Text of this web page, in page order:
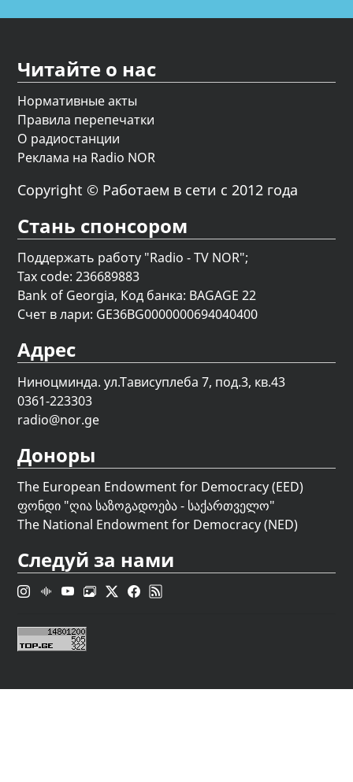
Читайте о нас
Нормативные акты
Правила перепечатки
О радиостанции
Реклама на Radio NOR
Copyright © Работаем в сети с 2012 года
Стань спонсором
Поддержать работу "Radio - TV NOR";
Tax code: 236689883
Bank of Georgia, Код банка: BAGAGE 22
Счет в лари: GE36BG0000000694040400
Адрес
Ниноцминда. ул.Тависуплеба 7, под.3, кв.43
0361-223303
radio@nor.ge
Доноры
The European Endowment for Democracy (EED)
ფონდი "ღია საზოგადოება - საქართველო"
The National Endowment for Democracy (NED)
Следуй за нами